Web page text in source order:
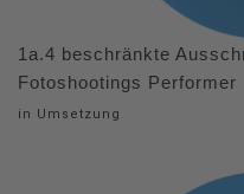
1a.4 beschränkte
Fotoshootings Performer
in Umsetzung